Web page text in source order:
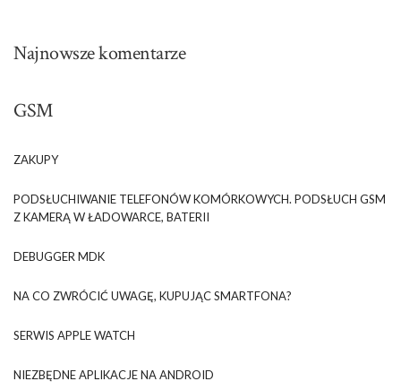
Najnowsze komentarze
GSM
ZAKUPY
PODSŁUCHIWANIE TELEFONÓW KOMÓRKOWYCH. PODSŁUCH GSM
Z KAMERĄ W ŁADOWARCE, BATERII
DEBUGGER MDK
NA CO ZWRÓCIĆ UWAGĘ, KUPUJĄC SMARTFONA?
SERWIS APPLE WATCH
NIEZBĘDNE APLIKACJE NA ANDROID